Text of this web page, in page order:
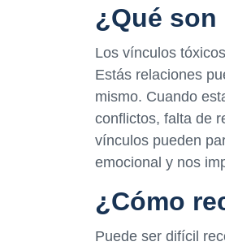
¿Qué
Los vínculos
Estás relaciones
mismo. Cuando
conflictos, falta de
vínculos pueden
emocional y nos
¿Cómo
Puede ser difícil